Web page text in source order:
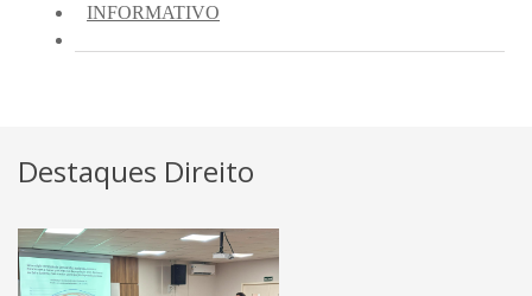
Destaques Direito